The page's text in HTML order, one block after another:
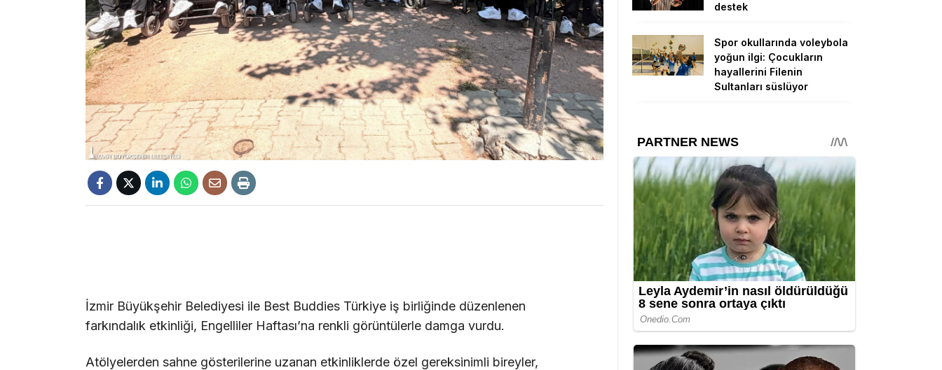
İzmir Büyükşehir Belediyesi ile Best Buddies Türkiye iş birliğinde düzenlenen
farkındalık etkinliği, Engelliler Haftası’na renkli görüntülerle damga vurdu.
Atölyelerden sahne gösterilerine uzanan etkinliklerde özel gereksinimli bireyler,
destek
Spor okullarında voleybola
yoğun ilgi: Çocukların
hayallerini Filenin
Sultanları süslüyor